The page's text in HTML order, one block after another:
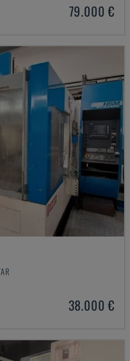
79.000 €
38.000 €